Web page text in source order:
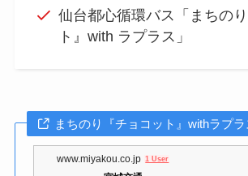
仙台都心循環バス「まちの
ト』with ラプラス」
まちのり『チョコット』withラプラ
www.miyakou.co.jp 1 User